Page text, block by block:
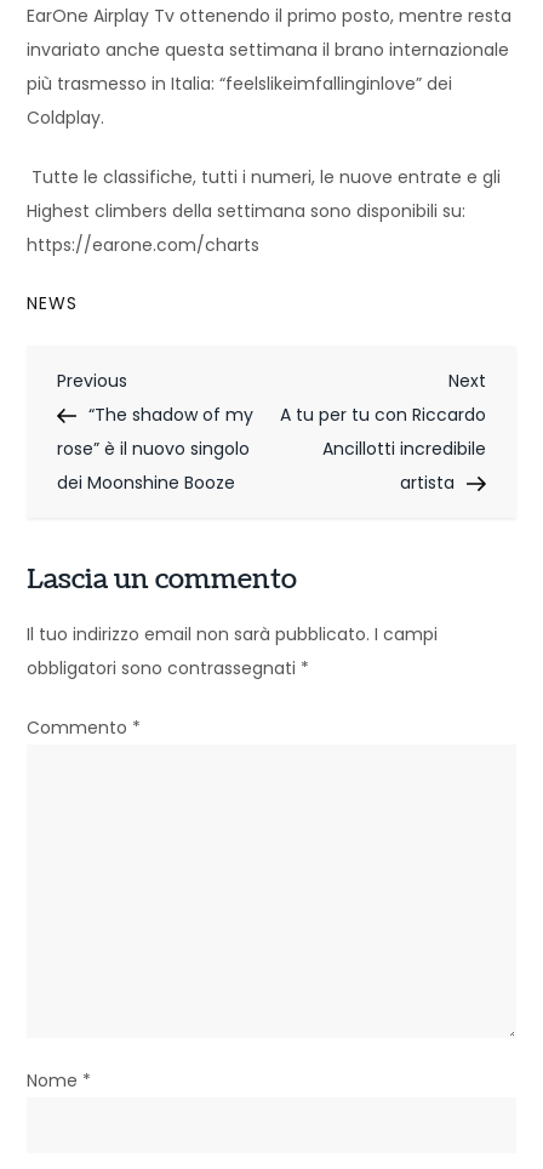
EarOne Airplay Tv ottenendo il primo posto, mentre resta
invariato anche questa settimana il brano internazionale
più trasmesso in Italia: “feelslikeimfallinginlove” dei
Coldplay.
Tutte le classifiche, tutti i numeri, le nuove entrate e gli
Highest climbers della settimana sono disponibili su:
https://earone.com/charts
NEWS
N
a
v
g
a
z
i
c
Previous
Post
Previous
“The shadow of my
rose” è il nuovo singolo
dei Moonshine Booze
Next
Post
Next
A tu per tu con Riccardo
Ancillotti incredibile
artista
Lascia un commento
Il tuo indirizzo email non sarà pubblicato. I campi
obbligatori sono contrassegnati *
Commento *
Nome *